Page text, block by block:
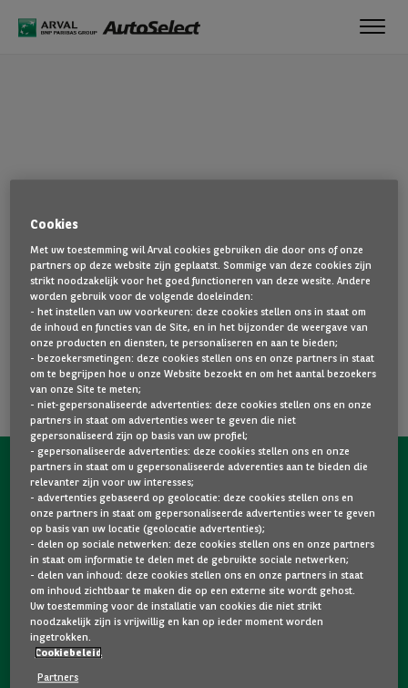
startpagina door hier te klikken.
TERUG NAAR DE STARTPAGINA
TOON AL ONZE VOERTUIGEN
NEEM NU CONTACT OP MET ONS!
Een vraag?
Wij zijn er voor u.
Hebt u graag meer informatie over een model dat u
bevalt? Twijfelt u tussen twee tweedehandswagens?
Neem dan zeker contact op met ons. Wij staan klaar om
uw vragen te beantwoorden en u te helpen bij uw keuze.
Cookies
Met uw toestemming wil Arval cookies gebruiken die door ons of onze
partners op deze website zijn geplaatst. Sommige van deze cookies zijn
strikt noodzakelijk voor het goed functioneren van deze wesite. Andere
worden gebruik voor de volgende doeleinden:
- het instellen van uw voorkeuren: deze cookies stellen ons in staat om
de inhoud en functies van de Site, en in het bijzonder de weergave van
onze producten en diensten, te personaliseren en aan te bieden;
- bezoekersmetingen: deze cookies stellen ons en onze partners in staat
om te begrijpen hoe u onze Website bezoekt en om het aantal bezoekers
van onze Site te meten;
- niet-gepersonaliseerde advertenties: deze cookies stellen ons en onze
partners in staat om advertenties weer te geven die niet
gepersonaliseerd zijn op basis van uw profiel;
- gepersonaliseerde advertenties: deze cookies stellen ons en onze
partners in staat om u gepersonaliseerde adverenties aan te bieden die
relevanter zijn voor uw interesses;
- advertenties gebaseerd op geolocatie: deze cookies stellen ons en
onze partners in staat om gepersonaliseerde advertenties weer te geven
op basis van uw locatie (geolocatie advertenties);
- delen op sociale netwerken: deze cookies stellen ons en onze partners
in staat om informatie te delen met de gebruikte sociale netwerken;
- delen van inhoud: deze cookies stellen ons en onze partners in staat
om inhoud zichtbaar te maken die op een externe site wordt gehost.
Uw toestemming voor de installatie van cookies die niet strikt
noodzakelijk zijn is vrijwillig en kan op ieder moment worden
ingetrokken.
Cookiebeleid
Partners